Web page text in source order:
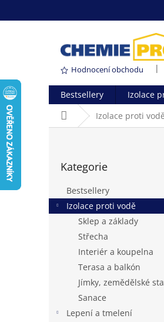
Hodnocení obchodu
Bestsellery Izolace
Domů Izolace proti vodě
a
n
kategorie
Kategorie
Bestsellery
Izolace proti vodě
Sklep a základy
Střecha
Interiér a koupelna
Terasa a balkón
Jímky, zemědělské
Sanace
Lepení a tmelení